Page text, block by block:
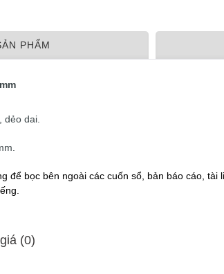
PHẨM
dẻo dai.
để bọc bên ngoài các cuốn sổ, bản báo cáo,
(0)